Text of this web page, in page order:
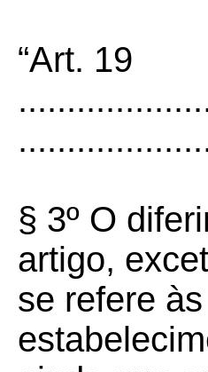
“Art. 19
§ 3º O
artigo,
se refere